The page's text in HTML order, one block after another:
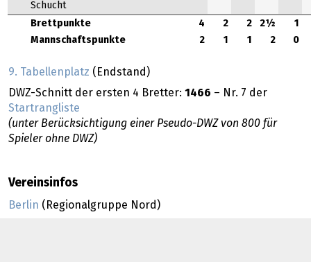
Brettpunkte 4 2 2 2½
1
Mannschaftspunkte
2 1 1 2 0
Schucht
9. Tabellenplatz (Endstand)
DWZ-Schnitt der ersten 4 Bretter: 1466 – Nr. 7 der
Startrangliste
(unter Berücksichtigung einer Pseudo-DWZ von 800 für
Spieler ohne DWZ)
Vereinsinfos
Berlin (Regionalgruppe Nord)